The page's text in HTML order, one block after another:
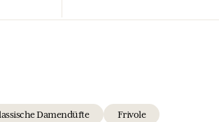
Damendüfte Frivole